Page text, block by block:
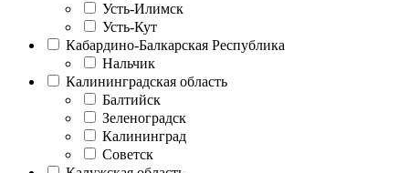
Усть-Илимск
Усть-Кут
Кабардино-Балкарская Республика
Нальчик
Калининградская область
Балтийск
Зеленоградск
Калининград
Советск